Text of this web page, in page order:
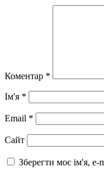
Коментар *
Ім'я *
Email *
Сайт
Зберегти моє ім'я, e-